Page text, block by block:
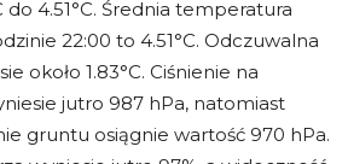
do 4.51°C. Średnia temperatura
22:00 to 4.51°C. Odczuwalna
około 1.83°C. Ciśnienie na
jutro 987 hPa, natomiast
gruntu osiągnie wartość 970 hPa.